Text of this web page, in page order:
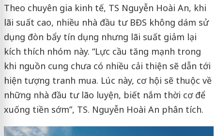
Theo chuyên gia kinh tế, TS Nguyễn Hoài An, khi
lãi suất cao, nhiều nhà đầu tư BĐS không dám sử
dụng đòn bẩy tín dụng nhưng lãi suất giảm lại
kích thích nhóm này. “Lực cầu tăng mạnh trong
khi nguồn cung chưa có nhiều cải thiện sẽ dẫn tới
hiện tượng tranh mua. Lúc này, cơ hội sẽ thuộc về
những nhà đầu tư lão luyện, biết nắm thời cơ để
xuống tiền sớm”, TS. Nguyễn Hoài An phân tích.